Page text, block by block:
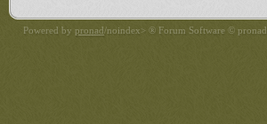
Powered by pronad/noindex> ® Forum Software © pronad